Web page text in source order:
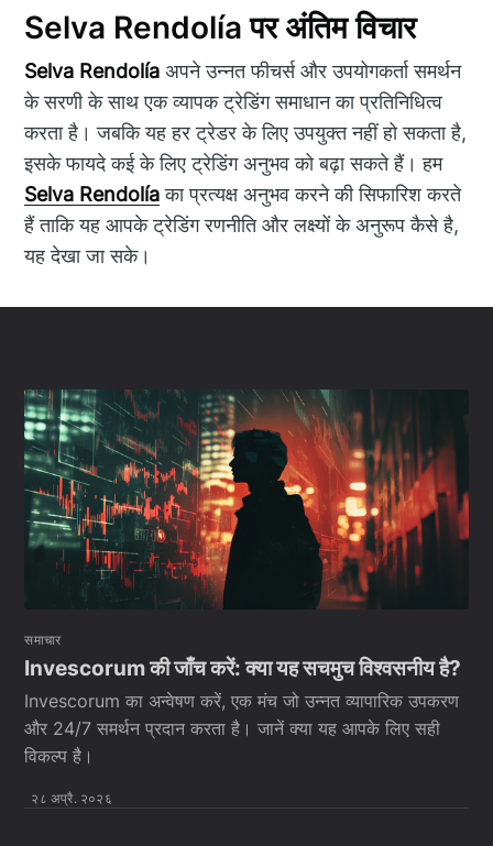
Selva Rendolía पर अंतिम विचार
Selva Rendolía अपने उन्नत फीचर्स और उपयोगकर्ता समर्थन
के सरणी के साथ एक व्यापक ट्रेडिंग समाधान का प्रतिनिधित्व
करता है। जबकि यह हर ट्रेडर के लिए उपयुक्त नहीं हो सकता है,
इसके फायदे कई के लिए ट्रेडिंग अनुभव को बढ़ा सकते हैं। हम
Selva Rendolíaका प्रत्यक्ष अनुभव करने की सिफारिश करते
हैं ताकि यह आपके ट्रेडिंग रणनीति और लक्ष्यों के अनुरूप कैसे है,
यह देखा जा सके।
समाचार
Invescorum की जाँच करें: क्या यह सचमुच विश्वसनीय है?
Invescorum का अन्वेषण करें, एक मंच जो उन्नत व्यापारिक उपकरण
और 24/7 समर्थन प्रदान करता है। जानें क्या यह आपके लिए सही
विकल्प है।
२८ अप्रै. २०२६